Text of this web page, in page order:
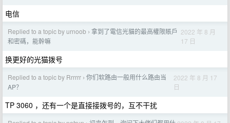
电信
Replied to a topic by urnoob › 拿到了電信光貓的最高權限賬戶
和密碼，能幹嘛
2022 年 8 月
17 日
换更好的光猫拨号
Replied to a topic by Rrrrrr › 你们软路由一般用什么路由当
AP？
2022 年 8 月 17
日
TP 3060 ，还有一个是直接接拨号的，互不干扰